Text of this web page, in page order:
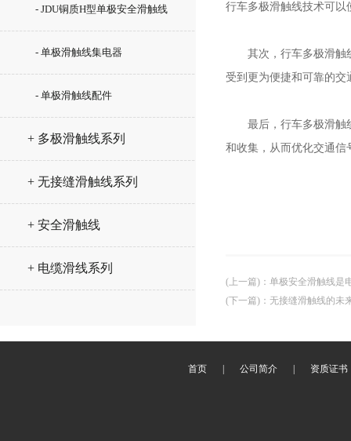
- JDU铜质H型单极安全滑触线
- 单极滑触线集电器
- 单极滑触线配件
+ 多极滑触线系列
+ 无接缝滑触线系列
+ 安全滑触线
+ 电缆滑线系列
行车多极滑触线技术可以
其次，行车多极滑触线
受到更为便捷和可靠的
最后，行车多极滑触线
和收集，从而优化交通信
(上一篇) ： 单极安全滑触线是
(下一篇) ： 无接缝滑触线的未
首页 公司简介 资质证书